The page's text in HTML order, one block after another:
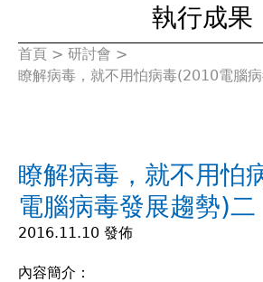
執行成果
您
裡
首頁 > 研討會 >
瞭解病毒，就不用怕病毒(2010電腦
瞭解病毒，就不用怕
電腦病毒發展趨勢)二
2016.11.10 發佈
內容簡介：